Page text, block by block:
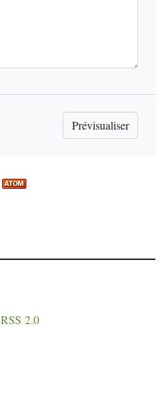
RSS 2.0